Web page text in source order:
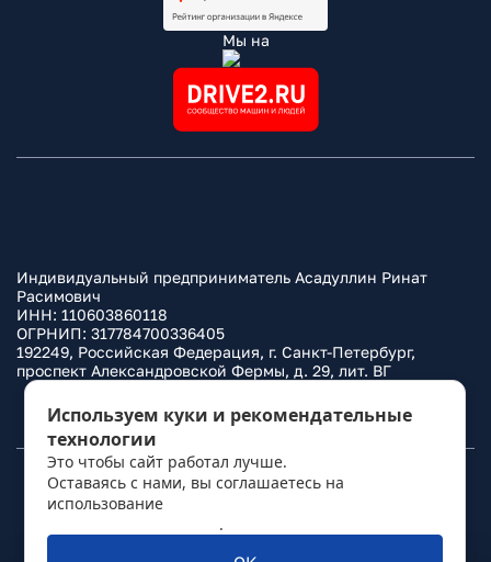
Мы на
Индивидуальный предприниматель Асадуллин Ринат
Расимович
ИНН: 110603860118
ОГРНИП: 317784700336405
192249, Российская Федерация, г. Санкт-Петербург,
проспект Александровской Фермы, д. 29, лит. ВГ
Политика конфиденциальности
© 2010– 2026Фаркоп.ру
Используем куки и рекомендательные
технологии
Это чтобы сайт работал лучше.
Оставаясь с нами, вы соглашаетесь на
использование
.